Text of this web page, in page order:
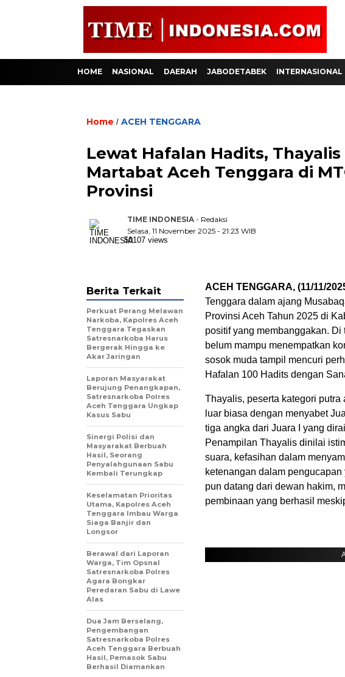
HOME NASIONAL DAERAH JABODETABEK INTERNASIONAL
Home / ACEH TENGGARA
Lewat Hafalan Hadits,
Martabat Aceh Tenggara di
Provinsi
TIME INDONESIA - Redaksi
Selasa, 11 November 2025 - 21:23 WIB
50107 views
ACEH TENGGARA, (11/11/
Tenggara dalam ajang
Provinsi Aceh Tahun 2025 di
positif yang membanggakan.
belum mampu menempatkan
sosok muda tampil mencuri
Hafalan 100 Hadits dengan
Thayalis, peserta kategori
luar biasa dengan menyabet
tiga angka dari Juara I yang
Penampilan Thayalis dinilai
suara, kefasihan dalam
ketenangan dalam
pun datang dari dewan hakim,
pembinaan yang berhasil
Berita Terkait
Perkuat Perang Melawan
Narkoba, Kapolres Aceh
Tenggara Tegaskan
Satresnarkoba Harus
Bergerak Hingga ke
Akar Jaringan
Laporan Masyarakat
Berujung Penangkapan,
Satresnarkoba Polres
Aceh Tenggara Ungkap
Kasus Sabu
Sinergi Polisi dan
Masyarakat Berbuah
Hasil, Seorang
Penyalahgunaan Sabu
Kembali Terungkap
Keselamatan Prioritas
Utama, Kapolres Aceh
Tenggara Imbau Warga
Siaga Banjir dan
Longsor
Berawal dari Laporan
Warga, Tim Opsnal
Satresnarkoba Polres
Agara Bongkar
Peredaran Sabu di Lawe
Alas
Dua Jam Berselang,
Pengembangan
Satresnarkoba Polres
Aceh Tenggara Berbuah
Hasil, Pemasok Sabu
Berhasil Diamankan